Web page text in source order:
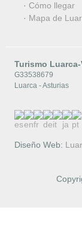
· Cómo llegar
· Mapa de
Turismo Luarca-
G33538679
Luarca - Asturias
Diseño Web: